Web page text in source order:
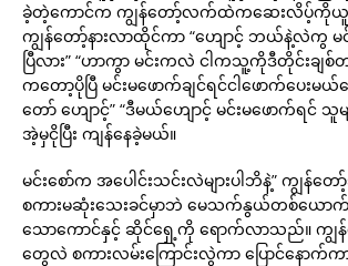
ခဲ့တဲ့ကောင်က ကျွန်တော့်လက်ထဲကဆေးလိပ့်ကိုယူပ
ကျွန်တော့်နားလာထိုင်ကာ “ဟျောင့် ဘယ်နဲ့လဲကွ မင်
ပြီလား” “ဟာကွာ မင်းကလဲ ငါကသူ့ကိုဒီတိုင်းချစ်တ
ကတော့ပိုပြီ မင်းမဖောက်ချင်ရင်ငါဖောက်ပေးမ
တော် ဟျောင့်” “ဒီမယ်ဟျောင့် မင်းမဖောက်ရင် သူ
အဲ့မှငိုပြီး ကျန်နေခဲ့မယ်။
မင်းစော်က အပေါင်းသင်းလဲများပါဘိနဲ့” ကျွန်တေ
စကားမဆုံးသေးခင်မှာဘဲ မေသက်နွယ်တစ်ယော
သောကောင်နှင့် ဆိုင်ရှေ့ကို ရောက်လာသည်။ ကျွန်
တွေလဲ စကားလမ်းကြောင်းလွဲကာ ပြောင်နော